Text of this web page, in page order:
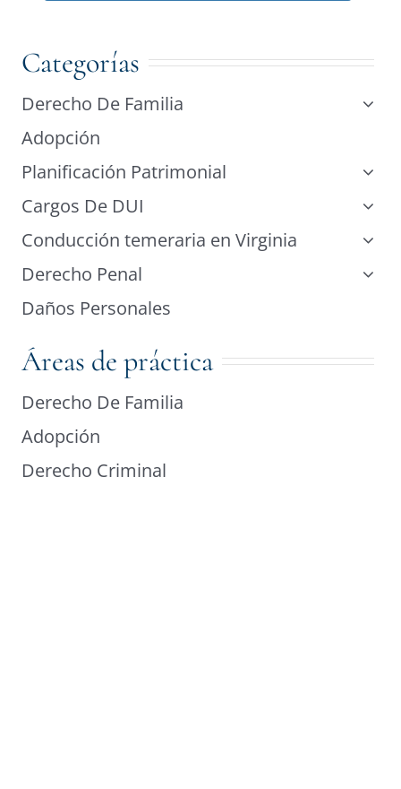
Categorías
Derecho De Familia
Adopción
Planificación Patrimonial
Cargos De DUI
Conducción temeraria en Virginia
Derecho Penal
Daños Personales
Áreas de práctica
Derecho De Familia
Adopción
Derecho Criminal